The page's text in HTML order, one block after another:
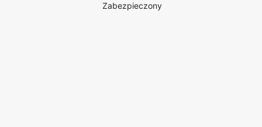
Zabezpieczony